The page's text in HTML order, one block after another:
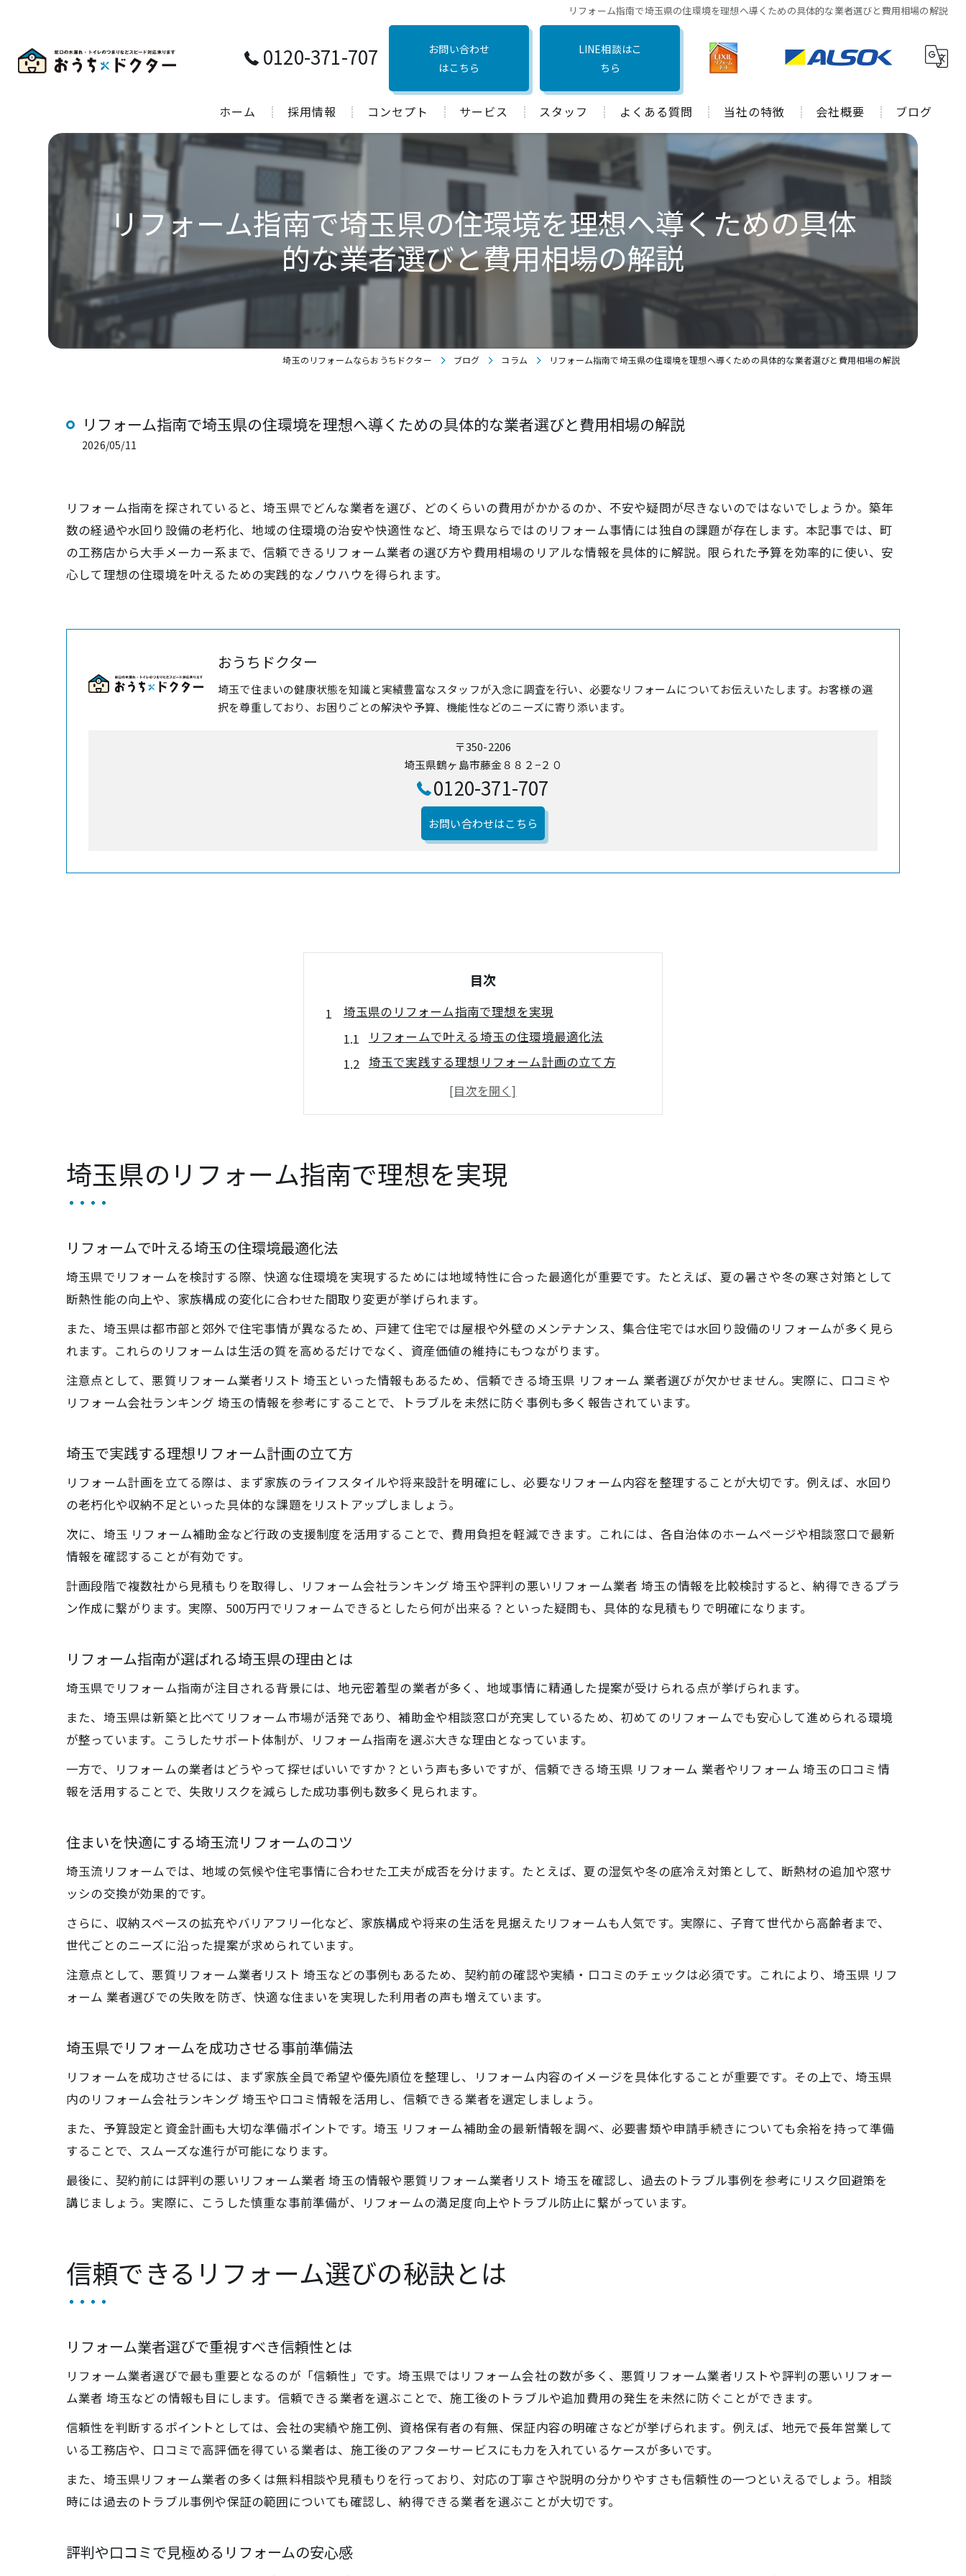
リフォーム指南で埼玉県の住環境を理想へ導くための具体的な業者選びと費用相場の解説
0120-371-707
お問い合わせ
はこちら
LINE相談はこ
ちら
ホーム 採用情報 コンセプト サービス スタッフ よくある質問 当社の特徴
水回り
キッチン
お風呂
トイレ
会社概要 ブログ
リフォーム指南で埼玉県の住環境を理想へ導くための具体
的な業者選びと費用相場の解説
埼玉のリフォームならおうちドクター ブログ コラム リフォーム指南で埼玉県の住環境を理想へ導くための具体的な業者選びと費用相場の解説
リフォーム指南で埼玉県の住環境を理想へ導くための具体的な業者選びと費用相場の解説
2026/05/11
リフォーム指南を探されていると、埼玉県でどんな業者を選び、どのくらいの費用がかかるのか、不安や疑問が尽きないのではないでしょうか。築年
数の経過や水回り設備の老朽化、地域の住環境の治安や快適性など、埼玉県ならではのリフォーム事情には独自の課題が存在します。本記事では、町
の工務店から大手メーカー系まで、信頼できるリフォーム業者の選び方や費用相場のリアルな情報を具体的に解説。限られた予算を効率的に使い、安
心して理想の住環境を叶えるための実践的なノウハウを得られます。
おうちドクター
埼玉で住まいの健康状態を知識と実績豊富なスタッフが入念に調査を行い、必要なリフォームについてお伝えいたします。お客様の選
択を尊重しており、お困りごとの解決や予算、機能性などのニーズに寄り添います。
〒350-2206
埼玉県鶴ヶ島市藤金８８２−２０
0120-371-707
お問い合わせはこちら
目次
埼玉県のリフォーム指南で理想を実現
リフォームで叶える埼玉の住環境最適化法
埼玉で実践する理想リフォーム計画の立て方
リフォーム指南が選ばれる埼玉県の理由とは
住まいを快適にする埼玉流リフォームのコツ
信頼できるリフォーム選びの秘訣とは
リフォーム業者選びで重視すべき信頼性とは
リフォーム業者の比較で失敗しないための方法
リフォームで悪質業者を見分けるチェック項目
リフォーム被害を防ぐための確認ポイント
悪質リフォーム業者を避ける相談先の活用術
安心のリフォーム費用相場を徹底解説
埼玉県リフォーム費用相場を知るポイント
リフォーム予算内で理想を実現する方法
相場を把握し賢く進めるリフォーム指南
埼玉で利用できるリフォーム補助金の基礎知識
水回りリフォームで快適な住まいへ導く実践法
老朽化した水回りのリフォームポイントとは
水回りリフォーム費用の目安と抑えるコツ
リフォームで叶える快適なキッチン・浴室空間
リフォームで叶える埼玉県の住環境改善術
リフォームで実感できる住環境改善の具体策
住まいのリフォームで安心生活を手に入れる方法
埼玉県のリフォーム指南で理想を実現
リフォームで叶える埼玉の住環境最適化法
埼玉県でリフォームを検討する際、快適な住環境を実現するためには地域特性に合った最適化が重要です。たとえば、夏の暑さや冬の寒さ対策として
断熱性能の向上や、家族構成の変化に合わせた間取り変更が挙げられます。
また、埼玉県は都市部と郊外で住宅事情が異なるため、戸建て住宅では屋根や外壁のメンテナンス、集合住宅では水回り設備のリフォームが多く見ら
れます。これらのリフォームは生活の質を高めるだけでなく、資産価値の維持にもつながります。
注意点として、悪質リフォーム業者リスト 埼玉といった情報もあるため、信頼できる埼玉県 リフォーム 業者選びが欠かせません。実際に、口コミや
リフォーム会社ランキング 埼玉の情報を参考にすることで、トラブルを未然に防ぐ事例も多く報告されています。
埼玉で実践する理想リフォーム計画の立て方
リフォーム計画を立てる際は、まず家族のライフスタイルや将来設計を明確にし、必要なリフォーム内容を整理することが大切です。例えば、水回り
の老朽化や収納不足といった具体的な課題をリストアップしましょう。
次に、埼玉 リフォーム補助金など行政の支援制度を活用することで、費用負担を軽減できます。これには、各自治体のホームページや相談窓口で最新
情報を確認することが有効です。
計画段階で複数社から見積もりを取得し、リフォーム会社ランキング 埼玉や評判の悪いリフォーム業者 埼玉の情報を比較検討すると、納得できるプラ
ン作成に繋がります。実際、500万円でリフォームできるとしたら何が出来る？といった疑問も、具体的な見積もりで明確になります。
リフォーム指南が選ばれる埼玉県の理由とは
埼玉県でリフォーム指南が注目される背景には、地元密着型の業者が多く、地域事情に精通した提案が受けられる点が挙げられます。
また、埼玉県は新築と比べてリフォーム市場が活発であり、補助金や相談窓口が充実しているため、初めてのリフォームでも安心して進められる環境
が整っています。こうしたサポート体制が、リフォーム指南を選ぶ大きな理由となっています。
一方で、リフォームの業者はどうやって探せばいいですか？という声も多いですが、信頼できる埼玉県 リフォーム 業者やリフォーム 埼玉の口コミ情
報を活用することで、失敗リスクを減らした成功事例も数多く見られます。
住まいを快適にする埼玉流リフォームのコツ
埼玉流リフォームでは、地域の気候や住宅事情に合わせた工夫が成否を分けます。たとえば、夏の湿気や冬の底冷え対策として、断熱材の追加や窓サ
ッシの交換が効果的です。
さらに、収納スペースの拡充やバリアフリー化など、家族構成や将来の生活を見据えたリフォームも人気です。実際に、子育て世代から高齢者まで、
世代ごとのニーズに沿った提案が求められています。
注意点として、悪質リフォーム業者リスト 埼玉などの事例もあるため、契約前の確認や実績・口コミのチェックは必須です。これにより、埼玉県 リフ
ォーム 業者選びでの失敗を防ぎ、快適な住まいを実現した利用者の声も増えています。
埼玉県でリフォームを成功させる事前準備法
リフォームを成功させるには、まず家族全員で希望や優先順位を整理し、リフォーム内容のイメージを具体化することが重要です。その上で、埼玉県
内のリフォーム会社ランキング 埼玉や口コミ情報を活用し、信頼できる業者を選定しましょう。
また、予算設定と資金計画も大切な準備ポイントです。埼玉 リフォーム補助金の最新情報を調べ、必要書類や申請手続きについても余裕を持って準備
することで、スムーズな進行が可能になります。
最後に、契約前には評判の悪いリフォーム業者 埼玉の情報や悪質リフォーム業者リスト 埼玉を確認し、過去のトラブル事例を参考にリスク回避策を
講じましょう。実際に、こうした慎重な事前準備が、リフォームの満足度向上やトラブル防止に繋がっています。
信頼できるリフォーム選びの秘訣とは
リフォーム業者選びで重視すべき信頼性とは
リフォーム業者選びで最も重要となるのが「信頼性」です。埼玉県ではリフォーム会社の数が多く、悪質リフォーム業者リストや評判の悪いリフォー
ム業者 埼玉などの情報も目にします。信頼できる業者を選ぶことで、施工後のトラブルや追加費用の発生を未然に防ぐことができます。
信頼性を判断するポイントとしては、会社の実績や施工例、資格保有者の有無、保証内容の明確さなどが挙げられます。例えば、地元で長年営業して
いる工務店や、口コミで高評価を得ている業者は、施工後のアフターサービスにも力を入れているケースが多いです。
また、埼玉県リフォーム業者の多くは無料相談や見積もりを行っており、対応の丁寧さや説明の分かりやすさも信頼性の一つといえるでしょう。相談
時には過去のトラブル事例や保証の範囲についても確認し、納得できる業者を選ぶことが大切です。
評判や口コミで見極めるリフォームの安心感